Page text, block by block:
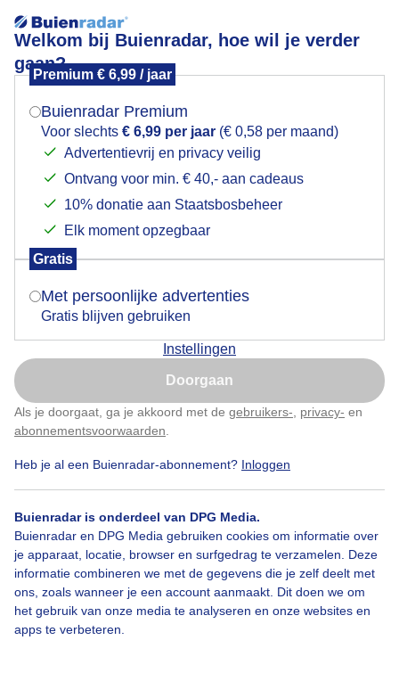
Welkom bij Buienradar, hoe wil je verder
gaan?
Premium € 6,99 / jaar
Buienradar Premium
Voor slechts € 6,99 per jaar (€ 0,58 per maand)
Advertentievrij en privacy veilig
Ontvang voor min. € 40,- aan cadeaus
10% donatie aan Staatsbosbeheer
Elk moment opzegbaar
Gratis
Met persoonlijke advertenties
Gratis blijven gebruiken
Instellingen
Doorgaan
Als je doorgaat, ga je akkoord met de gebruikers- privacy- en
abonnementsvoorwaarden
Heb je al een Buienradar-abonnement? Inloggen
Buienradar is onderdeel van DPG Media.
Buienradar en DPG Media gebruiken cookies om informatie over
je apparaat, locatie, browser en surfgedrag te verzamelen. Deze
informatie combineren we met de gegevens die je zelf deelt met
ons, zoals wanneer je een account aanmaakt. Dit doen we om
het gebruik van onze media te analyseren en onze websites en
apps te verbeteren.
Prima om te kamperen!
Kampeerweer op Texel vanmiddag.
Door: Frans Alderse Baas Gemaakt: 21-05-2026, 25x bekeken
Bekijk slideshow
Mogen we je locatie gebruiken voor het
Indien je hier nog geen akkoord op hebt gegeven,
verschijnt er zo een pop-up uit je browser waarin
Is goed, toon de popup
Nu niet, misschien later
Klik hierom dit aan te passen